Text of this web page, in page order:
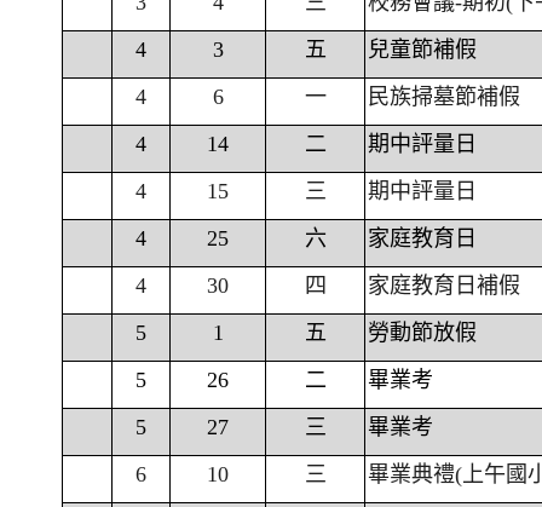
4
3 五
兒童節補假
4
6 一
民族掃墓節補假
4
14 二
期中評量日
4
15 三
期中評量日
4
25 六
家庭教育日
4
30 四
家庭教育日補假
5
1 五
勞動節放假
5
26 二
畢業考
5
27 三
畢業考
6
10 三
畢業典禮(上午國